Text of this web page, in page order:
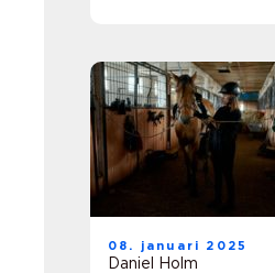
08. januari 2025
Daniel Holm